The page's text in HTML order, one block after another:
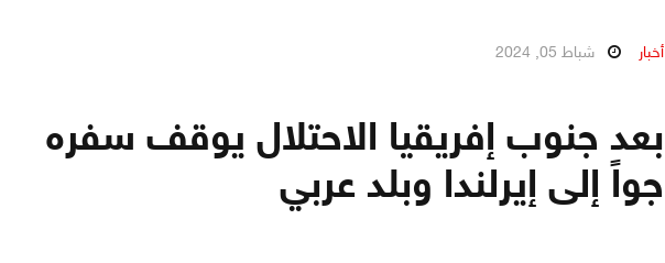
أخبار شباط 05, 2024
بعد جنوب إفريقيا الاحتلال يوقف سفره
جواً إلى إيرلندا وبلد عربي